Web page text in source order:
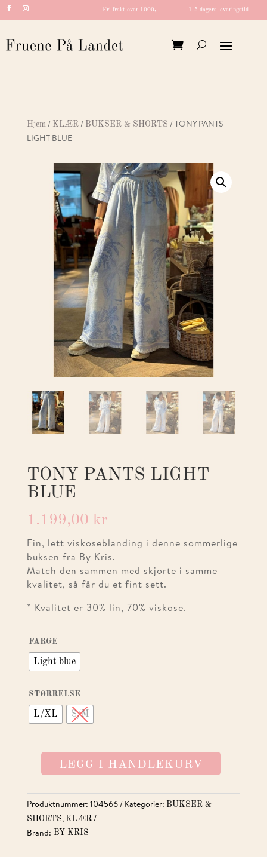
Fri frakt over 1000,- 1-5 dagers leveringstid
Hjem/ KLÆR/ BUKSER & SHORTS / TONY PANTS
LIGHT BLUE
TONY PANTS LIGHT
BLUE
1.199,00 kr
Fin, lett viskoseblanding i denne sommerlige
buksen fra By Kris.
Match den sammen med skjorte i samme
kvalitet, så får du et fint sett.
* Kvalitet er 30% lin, 70% viskose.
FARGE
Light blue
STØRRELSE
L/XL S/M
LEGG I HANDLEKURV
Produktnummer: 104566 Kategorier: BUKSER &
SHORTS, KLÆR
Brand: BY KRIS